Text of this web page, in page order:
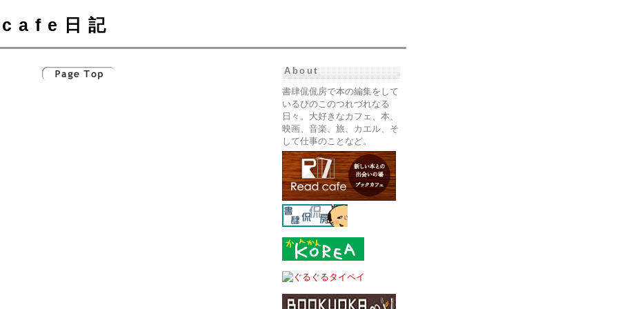
cafe日記
About
書肆侃侃房で本の編集をして
いるぴのこのつれづれなる
日々。大好きなカフェ、本、
映画、音楽、旅、カエル、そ
して仕事のことなど。